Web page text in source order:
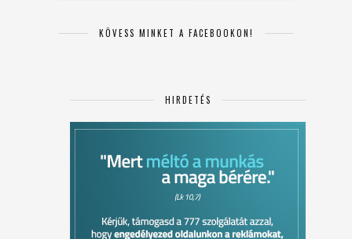
KÖVESS MINKET A FACEBOOKON!
HIRDETÉS